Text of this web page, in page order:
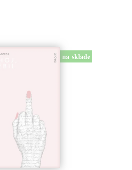
na sklade